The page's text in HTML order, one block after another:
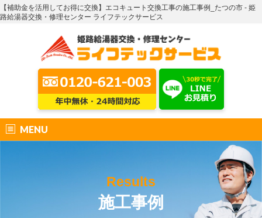
【補助金を活用してお得に交換】エコキュート交換工事の施工事例_たつの市 - 姫
路給湯器交換・修理センター ライフテックサービス
MENU
Results
施工事例